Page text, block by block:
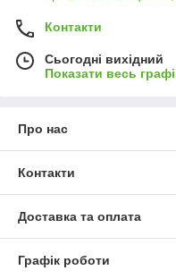
Контакти
Сьогодні вихідний
Показати весь
Про нас
Контакти
Доставка та оплата
Графік роботи